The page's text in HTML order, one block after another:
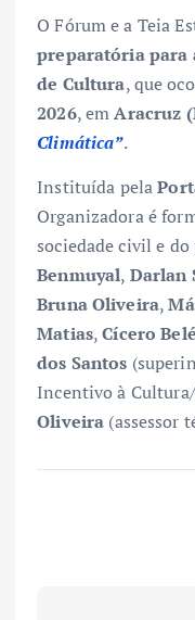
O Fórum e a Teia
preparatória para
de Cultura, que
2026, emAracruz
Climática”.
Instituída pela
Organizadora é
sociedade civil e
Benmuyal, Darlan
Bruna Oliveira,
Matias,Cícero
dos Santos
Incentivo à
Oliveira (assessor